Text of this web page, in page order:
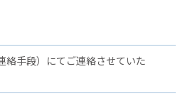
絡手段）にてご連絡させていた